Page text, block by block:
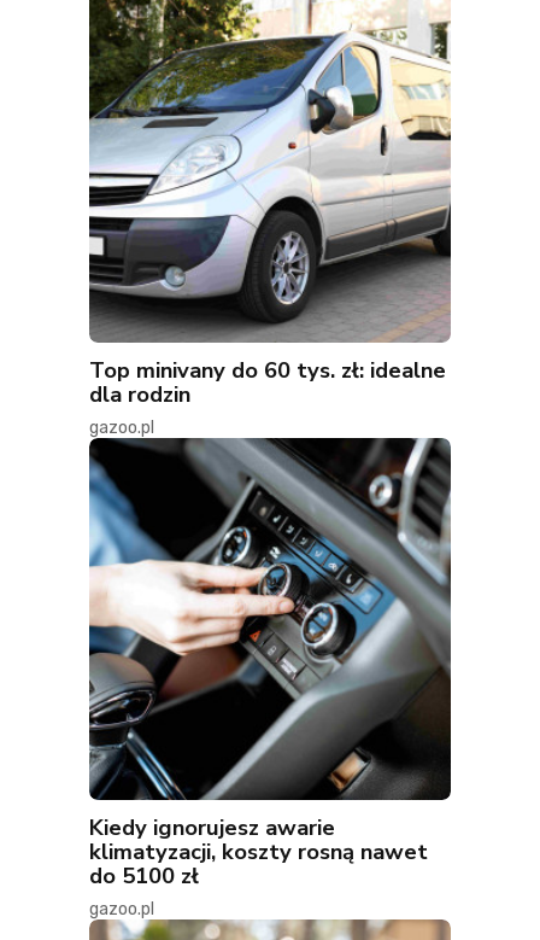
Top minivany do 60 tys. zł: idealne
dla rodzin
gazoo.pl
Kiedy ignorujesz awarie
klimatyzacji, koszty rosną nawet
do 5100 zł
gazoo.pl